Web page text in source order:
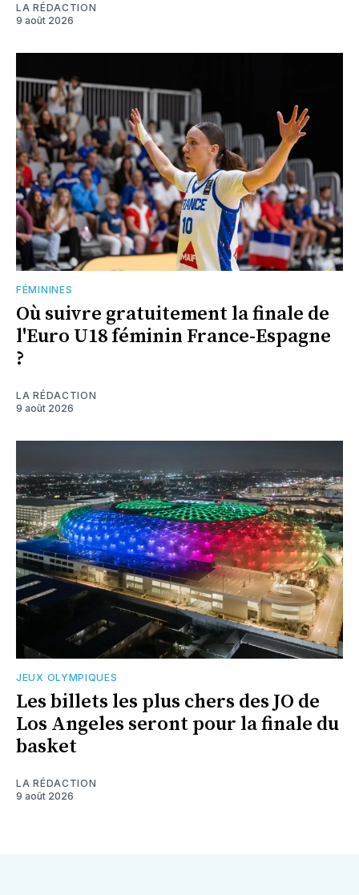
LA RÉDACTION
9 août 2026
FÉMININES
Où suivre gratuitement la finale de
l'Euro U18 féminin France-Espagne
?
LA RÉDACTION
9 août 2026
JEUX OLYMPIQUES
Les billets les plus chers des JO de
Los Angeles seront pour la finale du
basket
LA RÉDACTION
9 août 2026